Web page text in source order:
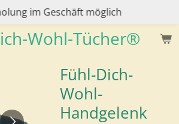
Wohl-Tücher®
im Geschäft möglich
Fühl-Dich-
Wohl-
Handgelenk